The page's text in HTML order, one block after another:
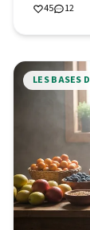
45 12
LES BASES